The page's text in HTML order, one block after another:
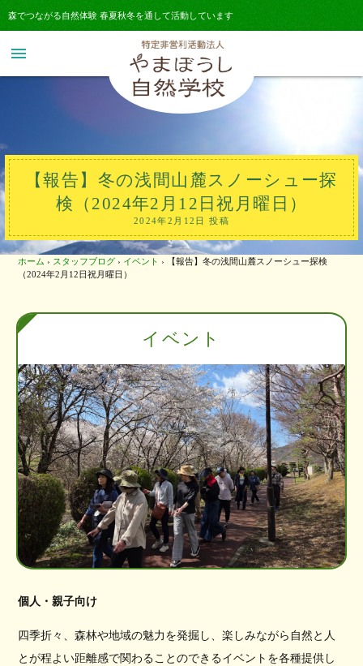
森でつながる自然体験 春夏秋冬を通して活動しています
menu
【報告】冬の浅間山麓スノーシュー探
検（2024年2月12日祝月曜日）
2024年2月12日 投稿
ホーム › スタッフブログ › イベント › 【報告】冬の浅間山麓スノーシュー探検
（2024年2月12日祝月曜日）
イベント
個人・親子向け
四季折々、森林や地域の魅力を発掘し、楽しみながら自然と人
とが程よい距離感で関わることのできるイベントを各種提供し